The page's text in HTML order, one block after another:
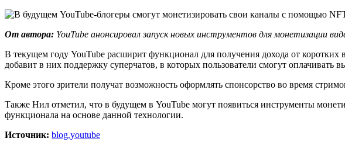
От автора: YouTube анонсировал запуск новых инструментов для монетизации
В текущем году YouTube расширит функционал для получения дохода от
добавит в них поддержку суперчатов, в которых пользователи смогут оплачивать
Кроме этого зрители получат возможность оформлять спонсорство во время
Также Нил отметил, что в будущем в YouTube могут появиться инструменты
функционала на основе данной технологии.
Источник: blog.youtube